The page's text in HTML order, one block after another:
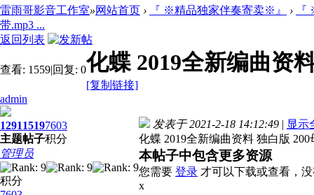
雷雨哥影音工作室»网站首页 › 『 ※精品独家伴奏寄卖※』 ›
带.mp3 ...
返回列表
查看: 1559|回复: 0化蝶 2019全新编曲资
[复制链接]
admin
1291
主题
1519
帖子
7603
积分
管理员
积分
发表于 2021-2-18 14:12:49 | 显示
化蝶 2019全新编曲资料 独白版 200
本帖子中包含更多资源
您需要 登录 才可以下载或查看，
x